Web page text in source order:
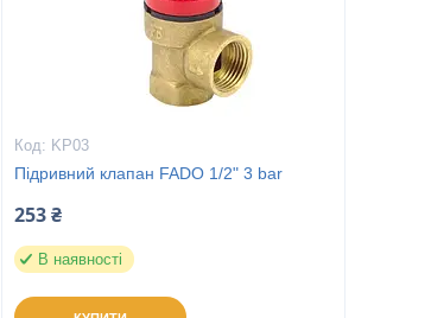
KP03
Підривний клапан FADO 1/2" 3 bar
253 ₴
В наявності